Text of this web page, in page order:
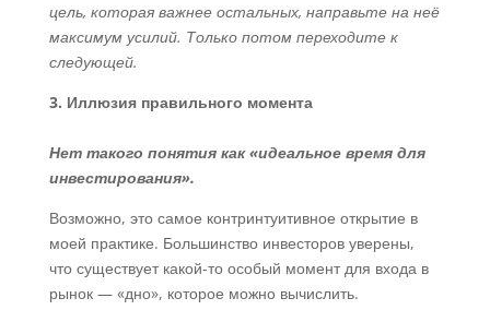
цель, которая важнее остальных, направьте на неё
максимум усилий. Только потом переходите к
следующей.
3. Иллюзия правильного момента
Нет такого понятия как «идеальное время для
инвестирования».
Возможно, это самое контринтуитивное открытие в
моей практике. Большинство инвесторов уверены,
что существует какой-то особый момент для входа в
рынок — «дно», которое можно вычислить.